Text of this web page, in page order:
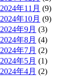
2024年11月 (9)
2024年10月 (9)
2024年9月 (3)
2024年8月 (4)
2024年7月 (2)
2024年5月 (1)
2024年4月 (2)